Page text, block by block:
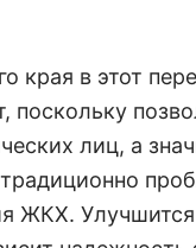
края в этот
поскольку
лиц, а
ЖКХ.